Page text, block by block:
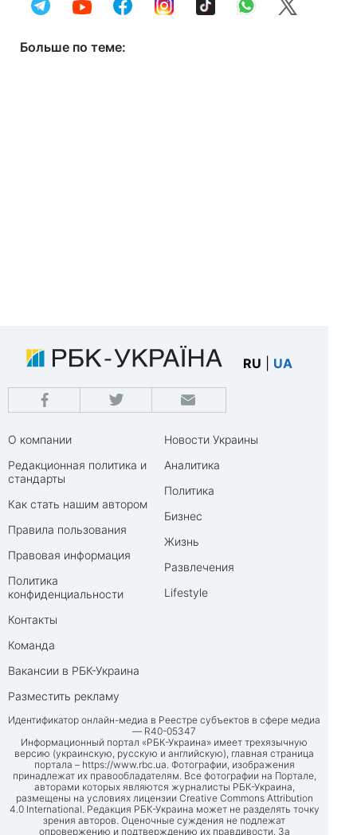
Больше по теме:
RU UA
О компании
Редакционная политика и
стандарты
Как стать нашим автором
Правила пользования
Правовая информация
Политика
конфиденциальности
Контакты
Команда
Вакансии в РБК-Украина
Разместить рекламу
Новости Украины
Аналитика
Политика
Бизнес
Жизнь
Развлечения
Lifestyle
Идентификатор онлайн-медиа в Реестре субъектов в сфере медиа
— R40-05347
Информационный портал «РБК-Украина» имеет трехязычную
версию (украинскую, русскую и английскую), главная страница
портала – https://www.rbc.ua. Фотографии, изображения
принадлежат их правообладателям. Все фотографии на Портале,
авторами которых являются журналисты РБК-Украина,
размещены на условиях лицензии Creative Commons Attribution
4.0 International. Редакция РБК-Украина может не разделять точку
зрения авторов. Оценочные суждения не подлежат
опровержению и подтверждению их правдивости. За